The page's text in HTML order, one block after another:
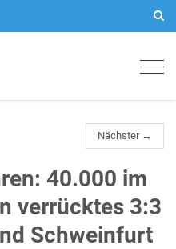
Nächster →
40.000 im
verrücktes 3:3
Schweinfurt